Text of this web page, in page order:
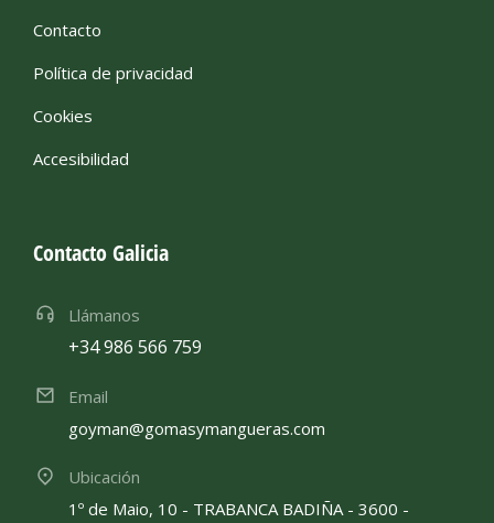
Contacto
Política de privacidad
Cookies
Accesibilidad
Contacto Galicia
Llámanos
+34 986 566 759
Email
goyman@gomasymangueras.com
Ubicación
1º de Maio, 10 - TRABANCA BADIÑA - 3600 -